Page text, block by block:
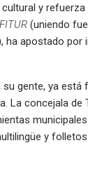
y
FITUR (uniendo
ha apostado por
gente, ya está
La concejala de
y